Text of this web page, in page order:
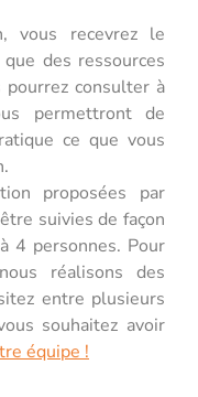
vous recevrez le
des ressources
consulter à
permettront de
ce que vous
proposées par
suivies de façon
4 personnes. Pour
réalisons des
entre plusieurs
souhaitez avoir
équipe !